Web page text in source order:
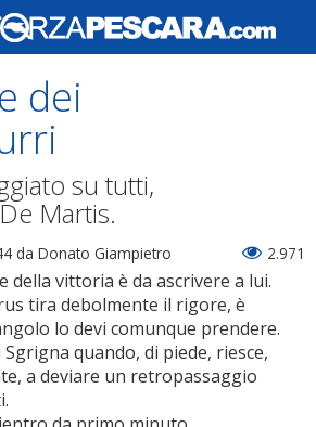
dei
su tutti,
Martis.
da Donato Giampietro 2.971
della vittoria è da ascrivere a lui.
tira debolmente il rigore, è
lo devi comunque prendere.
quando, di piede, riesce,
a deviare un retropassaggio